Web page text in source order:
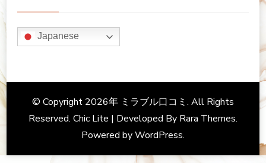
Japanese
© Copyright 2026年 ミラブル口コミ. All Rights
Reserved. Chic Lite | Developed By Rara Themes.
Powered byWordPress.